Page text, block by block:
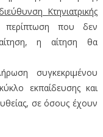
Κτηνιατρικής
περίπτωση που δεν
η αίτηση θα
συγκεκριμένου
εκπαίδευσης και
σε όσους έχουν